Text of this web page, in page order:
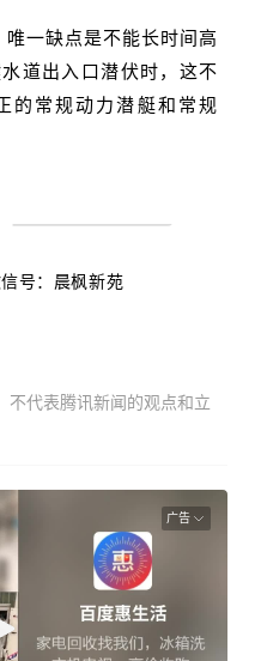
一缺点是不能长时间高
道出入口潜伏时，这不
的常规动力潜艇和常规
号：晨枫新苑
不代表腾讯新闻的观点和立
广告